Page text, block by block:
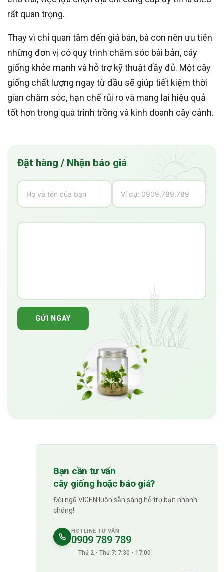
rất quan trọng.
Thay vì chỉ quan tâm đến giá bán, bà con nên ưu tiên
những đơn vị có quy trình chăm sóc bài bản, cây
giống khỏe mạnh và hỗ trợ kỹ thuật đầy đủ. Một cây
giống chất lượng ngay từ đầu sẽ giúp tiết kiệm thời
gian chăm sóc, hạn chế rủi ro và mang lại hiệu quả
tốt hơn trong quá trình trồng và kinh doanh cây cảnh.
Đặt hàng / Nhận báo giá
GỬI NGAY
Bạn cần tư vấn
cây giống hoặc báo giá?
Đội ngũ VIGEN luôn sẵn sàng hỗ trợ bạn nhanh
chóng!
HOTLINE TƯ VẤN
0909 789 789
Thứ 2 - Thứ 7: 7:30 - 17:00